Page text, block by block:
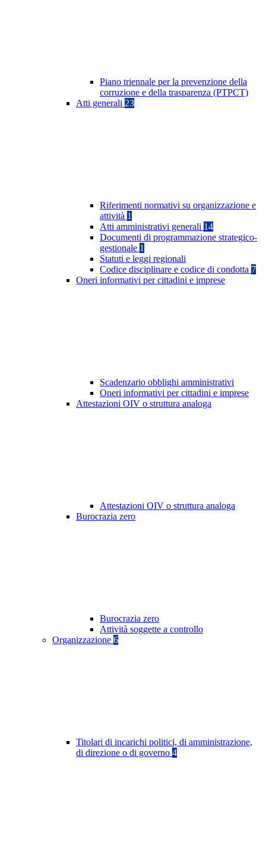
Piano triennale per la prevenzione della
corruzione e della trasparenza (PTPCT)
Atti generali 23
Riferimenti normativi su organizzazione e
attività 1
Atti amministrativi generali 14
Documenti di programmazione strategico-
gestionale 1
Statuti e leggi regionali
Codice disciplinare e codice di condotta 7
Oneri informativi per cittadini e imprese
Scadenzario obblighi amministrativi
Oneri informativi per cittadini e imprese
Attestazioni OIV o struttura analoga
Attestazioni OIV o struttura analoga
Burocrazia zero
Burocrazia zero
Attività soggette a controllo
Organizzazione 6
Titolari di incarichi politici, di amministrazione,
di direzione o di governo 4